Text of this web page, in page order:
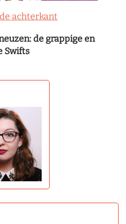
achterkant
de grappige en
Swifts